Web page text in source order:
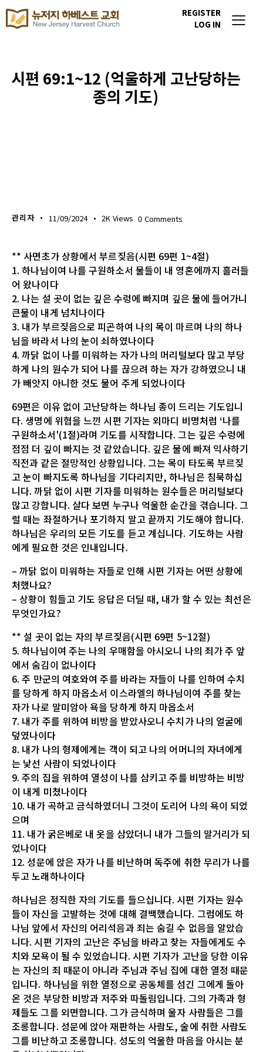
REGISTER
LOG IN
시편 69:1~12 (억울하게 고난당하는
종의 기도)
관리자 11/09/2024 2K Views 0 Comments
** 사면초가 상황에서 부르짖음(시편 69편 1~4절)
1. 하나님이여 나를 구원하소서 물들이 내 영혼에까지 흘러들
어 왔나이다
2. 나는 설 곳이 없는 깊은 수렁에 빠지며 깊은 물에 들어가니
큰물이 내게 넘치나이다
3. 내가 부르짖음으로 피곤하여 나의 목이 마르며 나의 하나
님을 바라서 나의 눈이 쇠하였나이다
4. 까닭 없이 나를 미워하는 자가 나의 머리털보다 많고 부당
하게 나의 원수가 되어 나를 끊으려 하는 자가 강하였으니 내
가 빼앗지 아니한 것도 물어 주게 되었나이다
69편은 이유 없이 고난당하는 하나님 종이 드리는 기도입니
다. 생명에 위협을 느낀 시편 기자는 외마디 비명처럼 ‘나를
구원하소서'(1절)라며 기도를 시작합니다. 그는 깊은 수렁에
점점 더 깊이 빠지는 것 같았습니다. 깊은 물에 빠져 익사하기
직전과 같은 절망적인 상황입니다. 그는 목이 타도록 부르짖
고 눈이 빠지도록 하나님을 기다리지만, 하나님은 침묵하십
니다. 까닭 없이 시편 기자를 미워하는 원수들은 머리털보다
많고 강합니다. 살다 보면 누구나 억울한 순간을 겪습니다. 그
럴 때는 좌절하거나 포기하지 말고 끝까지 기도해야 합니다.
하나님은 우리의 모든 기도를 듣고 계십니다. 기도하는 사람
에게 필요한 것은 인내입니다.
– 까닭 없이 미워하는 자들로 인해 시편 기자는 어떤 상황에
처했나요?
– 상황이 힘들고 기도 응답은 더딜 때, 내가 할 수 있는 최선은
무엇인가요?
** 설 곳이 없는 자의 부르짖음(시편 69편 5~12절)
5. 하나님이여 주는 나의 우매함을 아시오니 나의 죄가 주 앞
에서 숨김이 없나이다
6. 주 만군의 여호와여 주를 바라는 자들이 나를 인하여 수치
를 당하게 하지 마옵소서 이스라엘의 하나님이여 주를 찾는
자가 나로 말미암아 욕을 당하게 하지 마옵소서
7. 내가 주를 위하여 비방을 받았사오니 수치가 나의 얼굴에
덮였나이다
8. 내가 나의 형제에게는 객이 되고 나의 어머니의 자녀에게
는 낯선 사람이 되었나이다
9. 주의 집을 위하여 열성이 나를 삼키고 주를 비방하는 비방
이 내게 미쳤나이다
10. 내가 곡하고 금식하였더니 그것이 도리어 나의 욕이 되었
으며
11. 내가 굵은베로 내 옷을 삼았더니 내가 그들의 말거리가 되
었나이다
12. 성문에 앉은 자가 나를 비난하며 독주에 취한 무리가 나를
두고 노래하나이다
하나님은 정직한 자의 기도를 들으십니다. 시편 기자는 원수
들이 자신을 고발하는 것에 대해 결백했습니다. 그럼에도 하
나님 앞에서 자신의 어리석음과 죄는 숨길 수 없음을 알았습
니다. 시편 기자의 고난은 주님을 바라고 찾는 자들에게도 수
치와 모욕이 될 수 있었습니다. 시편 기자가 고난을 당한 이유
는 자신의 죄 때문이 아니라 주님과 주님 집에 대한 열정 때문
입니다. 하나님을 위한 열정으로 공동체를 섬긴 그에게 돌아
온 것은 부당한 비방과 저주와 따돌림입니다. 그의 가족과 형
제들도 그를 외면합니다. 그가 금식하며 울자 사람들은 그를
조롱합니다. 성문에 앉아 재판하는 사람도, 술에 취한 사람도
그를 비난하고 조롱합니다. 성도의 억울한 마음을 아시는 분